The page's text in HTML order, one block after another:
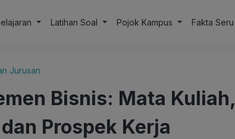
Latihan Soal Pojok Kampus Fakta Seru
Jurusan
Bisnis: Mata Kuliah,
Prospek Kerja